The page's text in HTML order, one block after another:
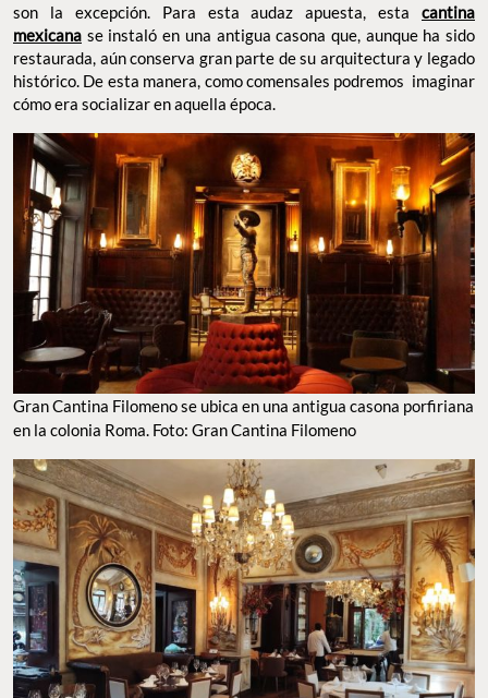
son la excepción. Para esta audaz apuesta, esta
cantina
mexicana se instaló en una antigua casona que, aunque ha sido
restaurada, aún conserva gran parte de su arquitectura y legado
histórico. De esta manera, como comensales podremos imaginar
cómo era socializar en aquella época.
Gran Cantina Filomeno se ubica en una antigua casona porfiriana
en la colonia Roma. Foto: Gran Cantina Filomeno